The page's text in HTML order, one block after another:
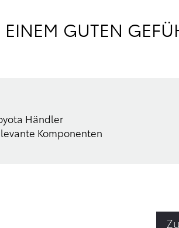
GUTEN
Händler
Komponenten